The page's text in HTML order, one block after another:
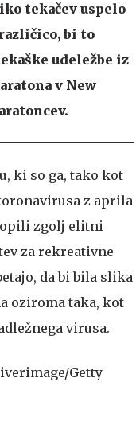
tekačev uspelo
bi to
udeležbe iz
v New
ki so ga, tako kot
z aprila
zgolj elitni
za rekreativne
da bi bila slika
oziroma taka, kot
virusa.